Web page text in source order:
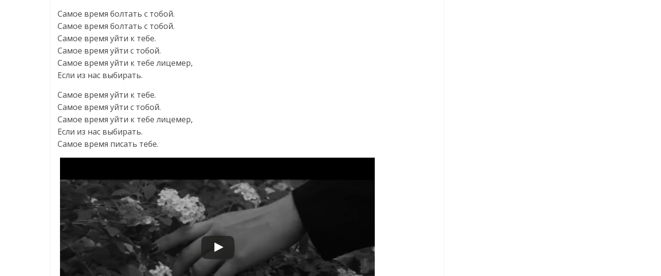
Самое время болтать с тобой.
Самое время болтать с тобой.
Самое время уйти к тебе.
Самое время уйти с тобой.
Самое время уйти к тебе лицемер,
Если из нас выбирать.
Самое время уйти к тебе.
Самое время уйти с тобой.
Самое время уйти к тебе лицемер,
Если из нас выбирать.
Самое время писать тебе.